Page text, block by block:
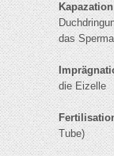
das
die Eizelle
Tube)